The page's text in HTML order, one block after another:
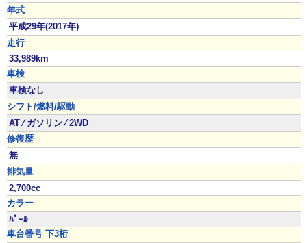
年式
平成29年(2017年)
走行
33,989km
車検
車検なし
シフト/燃料/駆動
AT ⁄ ガソリン ⁄ 2WD
修復歴
無
排気量
2,700cc
カラー
ﾊﾟｰﾙ
車台番号 下3桁